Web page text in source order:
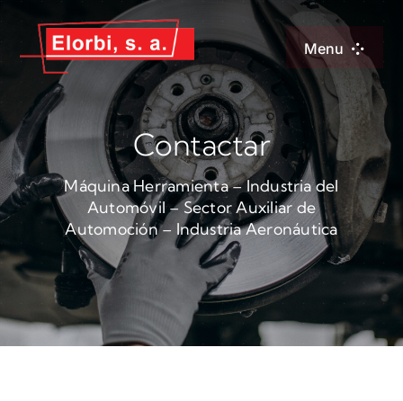
contenido
Menu
Inicio
Empresa
Soporte
Productos
Contactar
Máquina Herramienta – Industria del
Automóvil – Sector Auxiliar de
Automoción – Industria Aeronáutica